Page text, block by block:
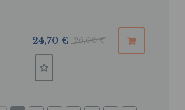
26,00 €
24,70 €